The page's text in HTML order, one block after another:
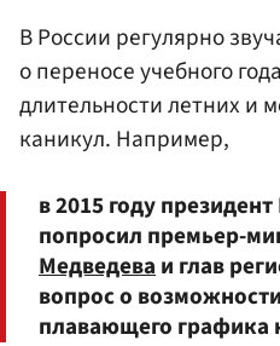
В России регулярно
о переносе учебного
длительности летних и
каникул. Например,
в 2015 году
попросил премьер-
Медведеваи глав
вопрос о
плавающего графика